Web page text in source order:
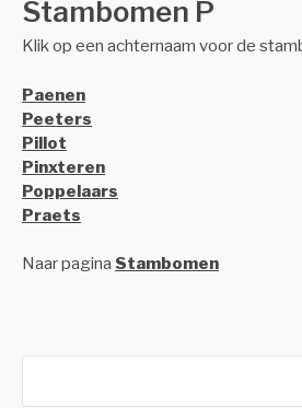
Stambomen P
Klik op een achternaam voor de
Paenen
Peeters
Pillot
Pinxteren
Poppelaars
Praets
Naar pagina Stambomen